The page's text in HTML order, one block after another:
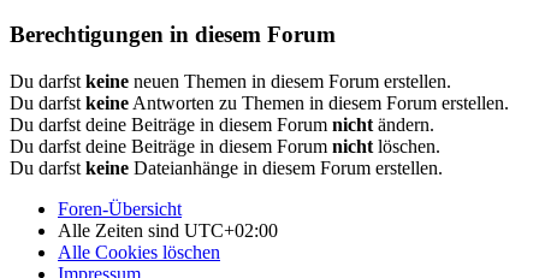
Berechtigungen in diesem Forum
Du darfst keine neuen Themen in diesem Forum erstellen.
Du darfst keine Antworten zu Themen in diesem Forum erstellen.
Du darfst deine Beiträge in diesem Forum nicht ändern.
Du darfst deine Beiträge in diesem Forum nicht löschen.
Du darfst keine Dateianhänge in diesem Forum erstellen.
Foren-Übersicht
Alle Zeiten sind UTC+02:00
Alle Cookies löschen
Impressum